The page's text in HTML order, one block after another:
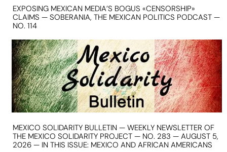
EXPOSING MEXICAN MEDIA’S BOGUS «CENSORSHIP»
CLAIMS — SOBERANIA, THE MEXICAN POLITICS PODCAST —
NO. 114
MEXICO SOLIDARITY BULLETIN — WEEKLY NEWSLETTER OF
THE MEXICO SOLIDARITY PROJECT — NO. 283 — AUGUST 5,
2026 — IN THIS ISSUE: MEXICO AND AFRICAN AMERICANS